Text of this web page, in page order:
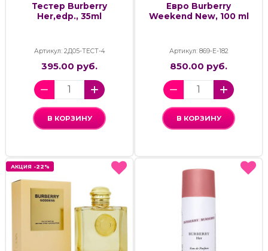
Тестер Burberry
Her,edp., 35ml
Артикул: 2Д05-ТЕСТ-4
395.00 руб.
В КОРЗИНУ
Евро Burberry
Weekend New, 100 ml
Артикул: 869-Е-182
850.00 руб.
В КОРЗИНУ
АКЦИЯ -22%
АКЦИЯ -22%